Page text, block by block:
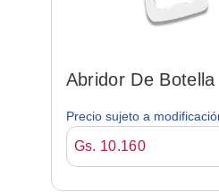
Abridor De
Precio sujeto a
Gs. 10.160